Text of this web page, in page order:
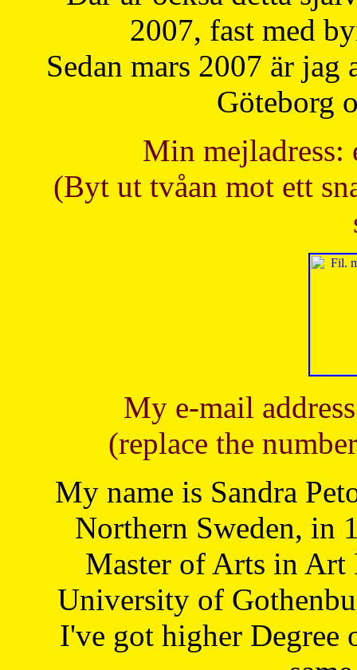
2007, fast med
Sedan mars 2007 är
Göteborg
Min mejladress:
(Byt ut tvåan mot ett
My e-mail
(replace the
My name is Sandra
Northern Sweden, in
Master of Arts in Art
University of
I've got higher Degree